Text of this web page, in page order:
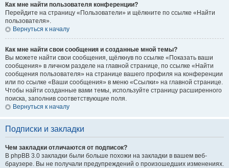
Как мне найти пользователя конференции?
Перейдите на страницу «Пользователи» и щёлкните по ссылке «Найти
пользователя».
Вернуться к началу
Как мне найти свои сообщения и созданные мной темы?
Вы можете найти свои сообщения, щёлкнув по ссылке «Показать ваши
сообщения» в личном разделе на главной странице, по ссылке «Найти
сообщения пользователя» на странице вашего профиля на конференции
или по ссылке «Ваши сообщения» в меню «Ссылки» на главной странице.
Чтобы найти созданные вами темы, используйте страницу расширенного
поиска, заполнив соответствующие поля.
Вернуться к началу
Подписки и закладки
Чем закладки отличаются от подписок?
В phpBB 3.0 закладки были больше похожи на закладки в вашем веб-
браузере. Вы не получали предупреждений о произошедших изменениях.